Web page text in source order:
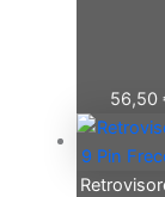
56,50